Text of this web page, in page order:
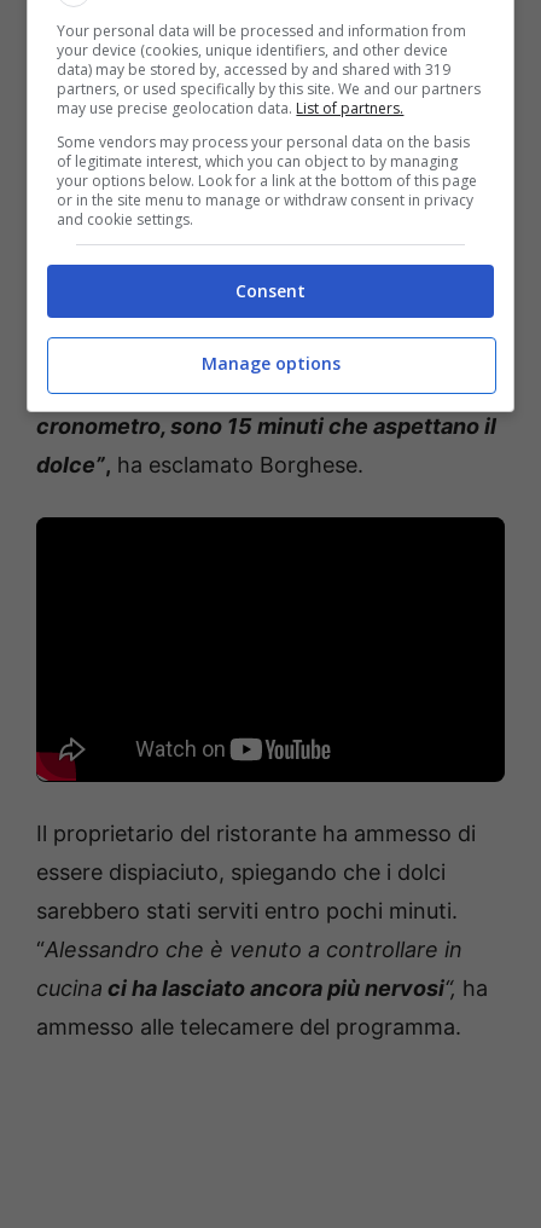
Effettivamente, lo chef ammette di aver
avuto alcuni problemi in cucina: “Devo dire
che fino al secondo è filato tutto abbastanza
liscio, poi deve essere successo qualcosa
che ci ha rallentato nella preparazione del
dolce”.Notando i volti spazientiti dei
ristoratori, Alessandro ha deciso di recarsi in
cucina per capire il motivo del ritardo.
“Come
è la situazione? Mi hanno mandato a
controllare perché quellisi sono messi il
cronometro, sono 15 minuti che aspettano il
dolce”, ha esclamato Borghese.
Il proprietario del ristorante ha ammesso di
essere dispiaciuto, spiegando che i dolci
sarebbero stati serviti entro pochi minuti.
“Alessandro che è venuto a controllare in
cucina ci ha lasciato ancora più nervosi“, ha
ammesso alle telecamere del programma.
Your personal data will be processed and information from
your device (cookies, unique identifiers, and other device
data) may be stored by, accessed by and shared with 319
partners, or used specifically by this site. We and our partners
may use precise geolocation data. List of partners.
Some vendors may process your personal data on the basis
of legitimate interest, which you can object to by managing
your options below. Look for a link at the bottom of this page
or in the site menu to manage or withdraw consent in privacy
and cookie settings.
Consent
Manage options